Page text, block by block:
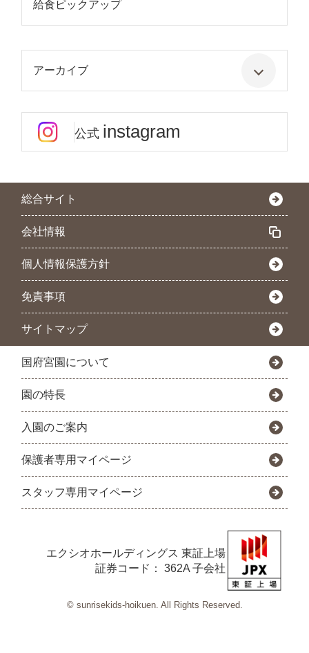
給食ピックアップ
アーカイブ
公式 instagram
総合サイト
会社情報
個人情報保護方針
免責事項
サイトマップ
国府宮園について
園の特長
入園のご案内
保護者専用マイページ
スタッフ専用マイページ
エクシオホールディングス 東証上場
証券コード： 362A 子会社
© sunrisekids-hoikuen. All Rights Reserved.